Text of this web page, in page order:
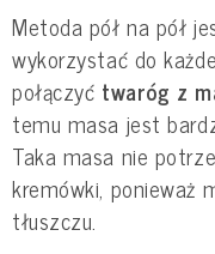
Metoda pół na pół
wykorzystać do
połączyć twaróg z
temu masa jest
Taka masa nie
kremówki, ponieważ
tłuszczu.